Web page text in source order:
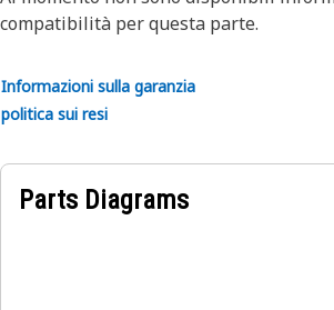
compatibilità per questa parte.
Informazioni sulla garanzia
politica sui resi
Parts Diagrams